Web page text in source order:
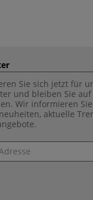
Sie sich jetzt für
und bleiben Sie auf
Wir informieren
aktuelle